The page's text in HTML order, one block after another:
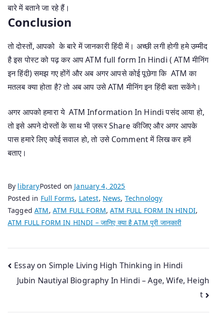
बारे में बताने जा रहे हैं।
Conclusion
तो दोस्तों, आपको के बारे में जानकारी हिंदी में। अच्छी लगी होगी हमे उम्मीद
है इस पोस्ट को पढ़ कर आप ATM full form In Hindi ( ATM मीनिंग
इन हिंदी) समझ गए होंगें और अब अगर आपसे कोई पूछेगा कि ATM का
मतलब क्या होता है? तो अब आप उसे ATM मीनिंग इन हिंदी बता सकेंगे।
अगर आपको हमारा ये ATM Information In Hindi पसंद आया हो,
तो इसे अपने दोस्तों के साथ भी ज़रूर Share कीजिए और अगर आपके
पास हमारे लिए कोई सवाल हो, तो उसे Comment में लिख कर हमें
बताए।
By libraryPosted on January 4, 2025
Posted in Full Forms, Latest, News, Technology
TaggedATM, ATM FULL FORM,ATM FULL FORM IN HINDI,
ATM FULL FORM IN HINDI – जानिए क्या है ATM पूरी जानकारी
Post
navigation
Essay on Simple Living High Thinking in Hindi
Jubin Nautiyal Biography In Hindi – Age, Wife, Heigh
t